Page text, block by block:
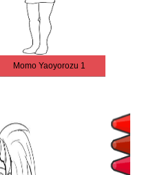
Momo Yaoyorozu 1